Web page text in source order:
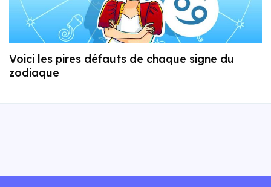
Voici les pires défauts de chaque signe du
zodiaque